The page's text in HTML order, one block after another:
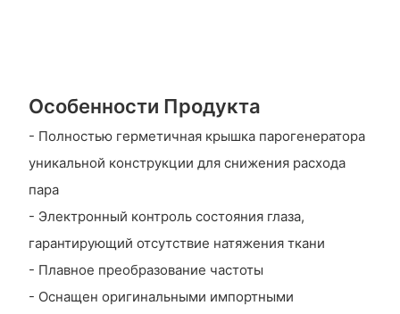
Особенности Продукта
- Полностью герметичная крышка парогенератора
уникальной конструкции для снижения расхода
пара
- Электронный контроль состояния глаза,
гарантирующий отсутствие натяжения ткани
- Плавное преобразование частоты
- Оснащен оригинальными импортными